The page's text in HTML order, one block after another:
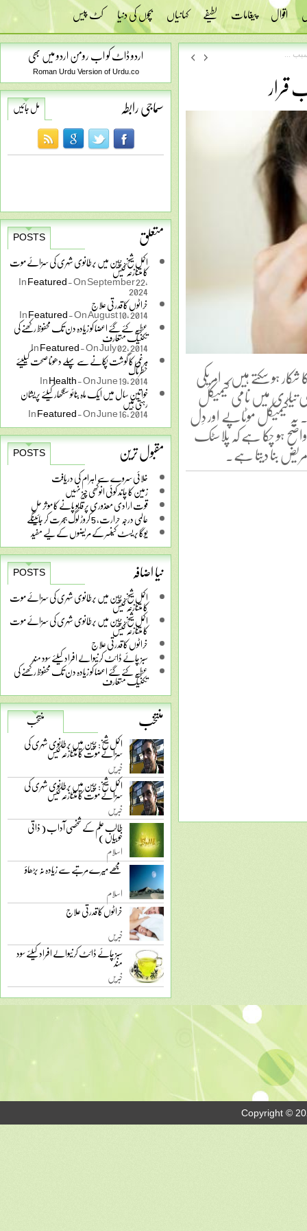
اقوال پیغامات لطیفے کہانیاں بچوں کی دنیا کٹ پیس
اردو ڈاٹ کو اب رومن اردو میں بھی
Roman Urdu Version of Urdu.co
سماجی رابطہ مل جائیں
متعلق
POSTS
اکمل شیخ: چین میں برطانوی شہری کی سزائے موت
کا متنازعہ کیس InFeatured-On September 22,
2024
خراٹوں کا قدرتی علاج InFeatured-On August 10, 2014
عطیہ کئے گئے اعضا کو زیادہ دن تک محفوظ رکھنے کی
تکنیک متعارف InFeatured-On July 02, 2014
مرغی کا گوشت پکانے سے پہلے دھونا صحت کیلیئے
خطرناک InHealth-On June 19, 2014
خواتین سال میں ایک ماہ بنائو سنگھار کیلئے پریشان
رہتی ہیں InFeatured-On June 16, 2014
مقبول ترین
POSTS
خلائی سروے سے اہرام کی دریافت
زمین کا چاند کوئی انوکھی چیز نہیں
قوت ارادی معذوری پر قابو پانے کا موثر حل
عالمی درجہ حرارت، 5 کروڑ لوگ ہجرت کر جائینگے
یوگا بریسٹ کینسر کے مریضوں کے لیے مفید
نیا اضافہ
POSTS
اکمل شیخ: چین میں برطانوی شہری کی سزائے موت
کا متنازعہ کیس
اکمل شیخ: چین میں برطانوی شہری کی سزائے موت
کا متنازعہ کیس
خراٹوں کا قدرتی علاج
سبز چائے ڈائٹ کرنیوالے افراد کیلئے سود مند
عطیہ کئے گئے اعضا کو زیادہ دن تک محفوظ رکھنے کی
تکنیک متعارف
منتخب
منتخب
اکمل شیخ: چین میں برطانوی شہری کی
سزائے موت کا متنازعہ کیس
خبریں
اکمل شیخ: چین میں برطانوی شہری کی
سزائے موت کا متنازعہ کیس
خبریں
طالب علم کے شخصی آداب ( ذاتی
خوبیاں )
اسلام
مجھے میرے مرتبے سے زیادہ نہ بڑھاؤ
اسلام
خراٹوں کا قدرتی علاج
خبریں
سبز چائے ڈائٹ کرنیوالے افراد کیلئے سود
مند
خبریں
سبب ...
قرار
ہو سکتے ہیں۔ امریکی
تیاری میں نامی کیمیکل
کیمیکل موٹاپے اور دِل
ہو چکا ہے کہ پلاسٹک
بنا دیتا ہے۔
Copyright ©